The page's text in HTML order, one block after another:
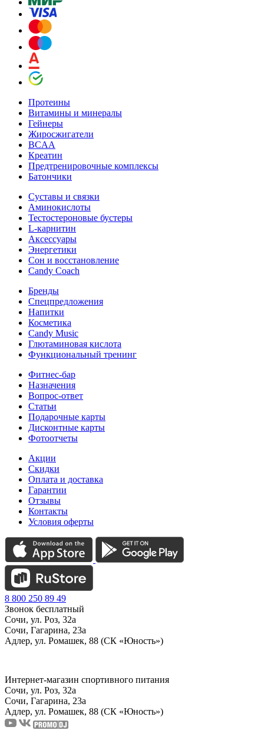
Протеины
Витамины и минералы
Гейнеры
Жиросжигатели
BCAA
Креатин
Предтренировочные комплексы
Батончики
Суставы и связки
Аминокислоты
Тестостероновые бустеры
L-карнитин
Аксессуары
Энергетики
Сон и восстановление
Candy Coach
Бренды
Спецпредложения
Напитки
Косметика
Candy Music
Глютаминовая кислота
Функциональный тренинг
Фитнес-бар
Назначения
Вопрос-ответ
Статьи
Подарочные карты
Дисконтные карты
Фотоотчеты
Акции
Скидки
Оплата и доставка
Гарантии
Отзывы
Контакты
Условия оферты
8 800 250 89 49
Звонок бесплатный
Сочи, ул. Роз, 32а
Сочи, Гагарина, 23а
Адлер, ул. Ромашек, 88 (СК «Юность»)
Интернет-магазин спортивного питания
Сочи, ул. Роз, 32а
Сочи, Гагарина, 23а
Адлер, ул. Ромашек, 88 (СК «Юность»)